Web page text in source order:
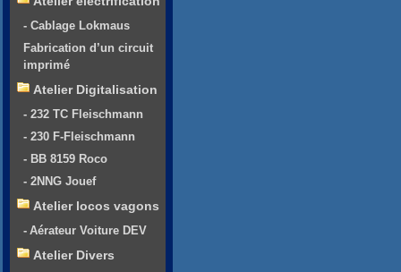
- Cablage Lokmaus
Fabrication d’un circuit
imprimé
Atelier Digitalisation
- 232 TC Fleischmann
- 230 F-Fleischmann
- BB 8159 Roco
- 2NNG Jouef
Atelier locos vagons
- Aérateur Voiture DEV
Atelier Divers